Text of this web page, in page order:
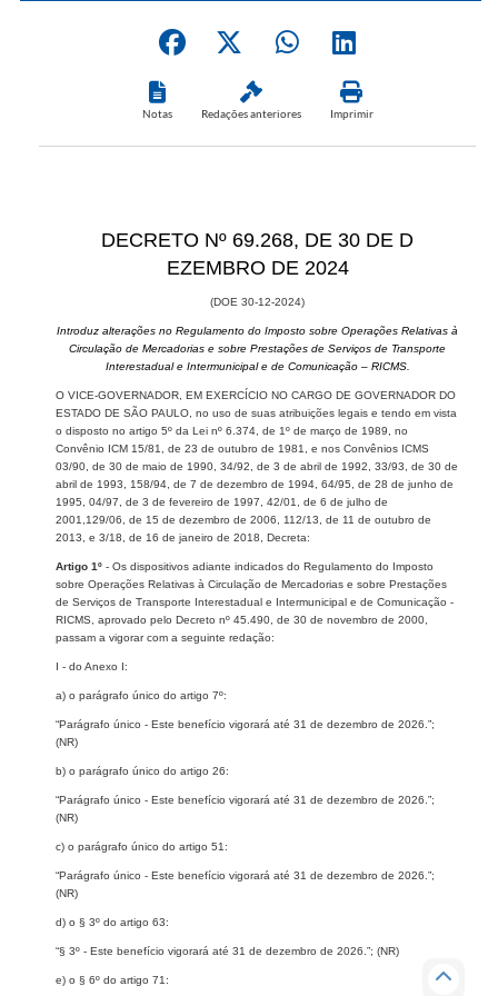
Notas Redações anteriores Imprimir
DECRETO Nº 69.268, ​​DE 30 DE D​
EZEMBRO DE 2024
(DOE​​ ​​30​​-12-2024)
Introduz alterações ​​no Regulamento do Imposto sobre Operações Relativas à
Circulação de Mercadorias e sobre Prestações de Serviços de Transporte
Interestadual e Intermunicipal e de Comunicação – RICMS.
O VICE-GOVERNADOR, EM EXERCÍCIO NO CARGO DE GOVERNADOR DO
ESTADO DE SÃO PAULO, no uso de suas atribuições legais e tendo em vista
o disposto no artigo 5º da Lei nº 6.374, de 1º de março de 1989, no
Convênio ICM 15/81, de 23 de outubro de 1981, e nos Convênios ICMS
03/90, de 30 de maio de 1990, 34/92, de 3 de abril de 1992, 33/93, de 30 de
abril de 1993, 158/94, de 7 de dezembro de 1994, 64/95, de 28 de junho de
1995, 04/97, de 3 de fevereiro de 1997, 42/01, de 6 de julho de
2001,129/06, de 15 de dezembro de 2006, 112/13, de 11 de outubro de
2013, e 3/18, de 16 de janeiro de 2018, Decreta:
Artigo 1º - Os dispositivos adiante indicados do Regulamento do Imposto
sobre Operações Relativas à Circulação de Mercadorias e sobre Prestações
de Serviços de Transporte Interestadual e Intermunicipal e de Comunicação -
RICMS, aprovado pelo Decreto nº 45.490, de 30 de novembro de 2000,
passam a vigorar com a seguinte redação:
I - do Anexo I:
a) o parágrafo único do artigo 7º:
“Parágrafo único - Este benefício vigorará até 31 de dezembro de 2026.”;
(NR)
b) o parágrafo único do artigo 26:
“Parágrafo único - Este benefício vigorará até 31 de dezembro de 2026.”;
(NR)
c) o parágrafo único do artigo 51:
“Parágrafo único - Este benefício vigorará até 31 de dezembro de 2026.”;
(NR)
d) o § 3º do artigo 63:
“§ 3º - Este benefício vigorará até 31 de dezembro de 2026.”; (NR)
e) o § 6º do artigo 71: